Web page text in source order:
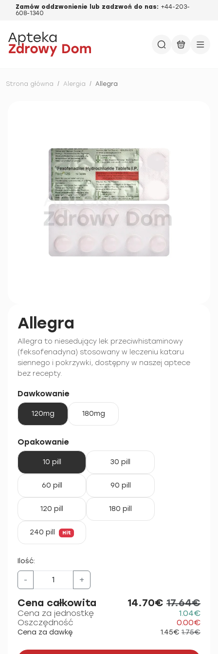
Zamów oddzwonienie lub zadzwoń do nas: +44-203-
608-1340
Strona główna / Alergia / Allegra
Allegra
Allegra to niesedujący lek przeciwhistaminowy
(feksofenadyna) stosowany w leczeniu kataru
siennego i pokrzywki, dostępny w naszej aptece
bez recepty.
Dawkowanie
120mg 180mg
Opakowanie
10 pill 30 pill
60 pill 90 pill
120 pill 180 pill
240 pill Hit
Ilość:
- +
Cena całkowita 14.70€ 17.64€
Cena za jednostkę
1.04€
Oszczędność
0.00€
Cena za dawkę 1.45€ 1.75€